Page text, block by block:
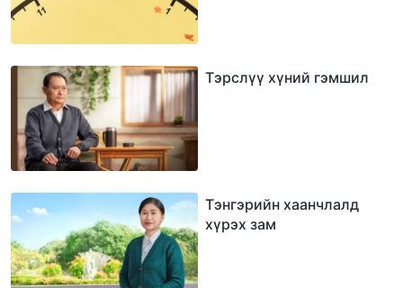
Тэрслүү хүний гэмшил
Тэнгэрийн хаанчлалд
хүрэх зам